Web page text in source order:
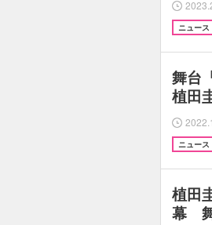
ニュース
舞台
植田
ニュース
植田
幕